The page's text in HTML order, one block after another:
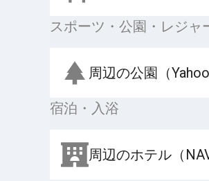
スポーツ・公園・レジャ
周辺の公園（
宿泊・入浴
周辺のホテル（